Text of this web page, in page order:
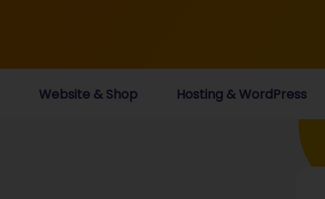
Website & Shop Hosting & WordPress